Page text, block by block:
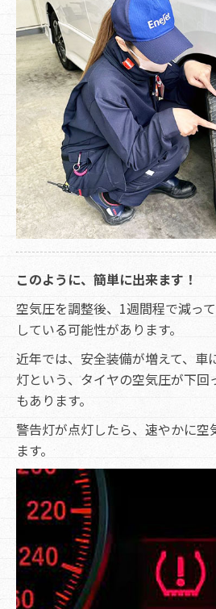
このように、簡単に出来ます！
空気圧を調整後、1週間程で減っ
している可能性があります。
近年では、安全装備が増えて、車
灯という、タイヤの空気圧が下回
もあります。
警告灯が点灯したら、速やかに空
ます。